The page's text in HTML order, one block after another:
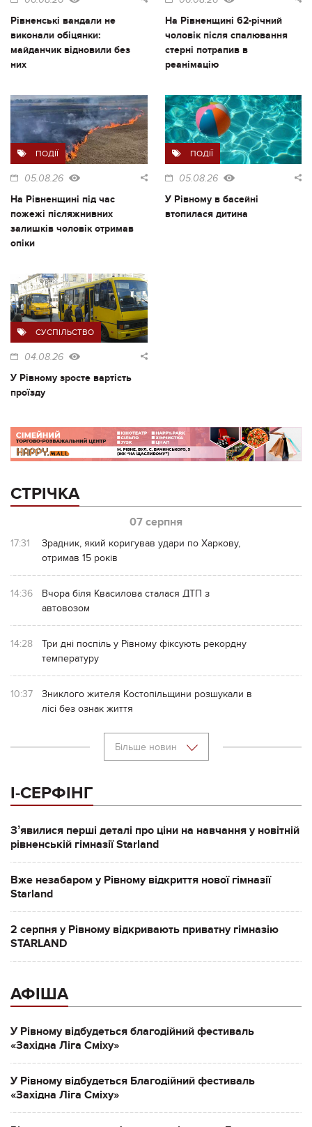
Рівненські вандали не
виконали обіцянки:
майданчик відновили без
них
На Рівненщині 62-річний
чоловік після спалювання
стерні потрапив в
реанімацію
ПОДІЇ
05.08.26
На Рівненщині під час
пожежі післяжнивних
залишків чоловік отримав
опіки
ПОДІЇ
05.08.26
У Рівному в басейні
втопилася дитина
СУСПІЛЬСТВО
04.08.26
У Рівному зросте вартість
проїзду
СТРІЧКА
07 серпня
17:31
Зрадник, який коригував удари по Харкову,
отримав 15 років
14:36
Вчора біля Квасилова сталася ДТП з
автовозом
14:28
Три дні поспіль у Рівному фіксують рекордну
температуру
10:37
Зниклого жителя Костопільщини розшукали в
лісі без ознак життя
Більше новин
І-СЕРФІНГ
Зʼявилися перші деталі про ціни на навчання у новітній
рівненській гімназії Starland
Вже незабаром у Рівному відкриття нової гімназії
Starland
2 серпня у Рівному відкривають приватну гімназію
STARLAND
АФІША
У Рівному відбудеться благодійний фестиваль
«Західна Ліга Сміху»
У Рівному відбудеться Благодійний фестиваль
«Західна Ліга Сміху»